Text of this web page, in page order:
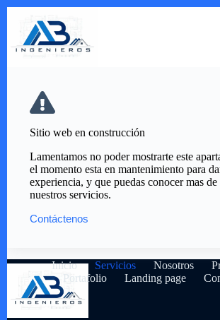
contenido
Sitio web en construcción
Lamentamos no poder mostrarte este
el momento esta en mantenimiento para
experiencia, y que puedas conocer mas
nuestros servicios.
Contáctenos
Inicio Servicios Nosotros
Portafolio
Landing page